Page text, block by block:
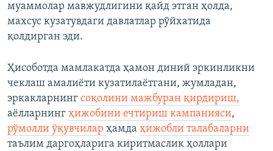
муаммолар мавжудлигини қайд этган ҳолда,
махсус кузатувдаги давлатлар рўйхатида
қолдирган эди.
Ҳисоботда мамлакатда ҳамон диний эркинликни
чеклаш амалиёти кузатилаётгани, жумладан,
эркакларнинг соқолини мажбуран қирдириш,
аёлларнинг ҳижобини ечтириш кампанияси,
рўмолли ўқувчилар ҳамда ҳижобли талабаларни
таълим даргоҳларига киритмаслик ҳоллари